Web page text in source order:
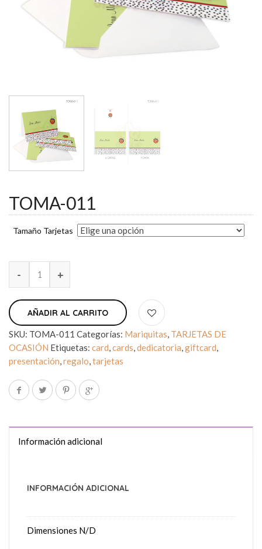
TOMA-011
Tamaño Tarjetas
AÑADIR AL CARRITO
SKU: TOMA-011 Categorías: Mariquitas, TARJETAS DE
OCASIÓN Etiquetas: card,cards,dedicatoria,giftcard,
presentación,regalo,tarjetas
Información adicional
INFORMACIÓN ADICIONAL
Dimensiones N/D